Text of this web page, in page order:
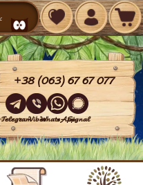
TelegramViberWhatsAppSignal
+38 (063) 67 67 077